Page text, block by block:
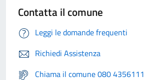
Contatta il comune
Leggi le domande frequenti
Richiedi Assistenza
Chiama il comune 080 4356111